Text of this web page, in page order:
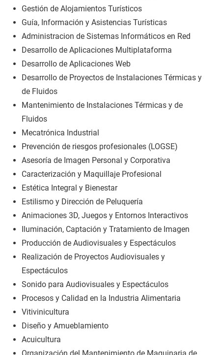
Gestión de Alojamientos Turísticos
Guía, Información y Asistencias Turísticas
Administracion de Sistemas Informáticos en Red
Desarrollo de Aplicaciones Multiplataforma
Desarrollo de Aplicaciones Web
Desarrollo de Proyectos de Instalaciones Térmicas y
de Fluidos
Mantenimiento de Instalaciones Térmicas y de
Fluidos
Mecatrónica Industrial
Prevención de riesgos profesionales (LOGSE)
Asesoría de Imagen Personal y Corporativa
Caracterización y Maquillaje Profesional
Estética Integral y Bienestar
Estilismo y Dirección de Peluquería
Animaciones 3D, Juegos y Entornos Interactivos
Iluminación, Captación y Tratamiento de Imagen
Producción de Audiovisuales y Espectáculos
Realización de Proyectos Audiovisuales y
Espectáculos
Sonido para Audiovisuales y Espectáculos
Procesos y Calidad en la Industria Alimentaria
Vitivinicultura
Diseño y Amueblamiento
Acuicultura